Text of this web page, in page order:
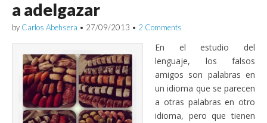
a adelgazar
by Carlos Abehsera • 27/09/2013 • 2 Comments
En el estudio del
lenguaje, los falsos
amigos son palabras en
un idioma que se parecen
a otras palabras en otro
idioma, pero que tienen